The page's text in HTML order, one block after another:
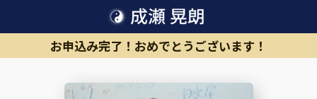
お申込み完了！おめでとうございます！